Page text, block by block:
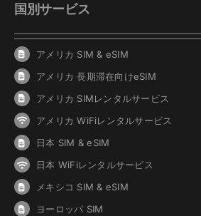
国別サービス
アメリカ SIM & eSIM
アメリカ 長期滞在向けeSIM
アメリカ SIMレンタルサービス
アメリカ WiFiレンタルサービス
日本 SIM & eSIM
日本 WiFiレンタルサービス
メキシコ SIM & eSIM
ヨーロッパ SIM